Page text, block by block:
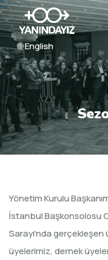
🌐 English
Yönetim Kurulu
İstanbul Başkonsolosu
Sarayı'nda
üyelerimiz, dernek